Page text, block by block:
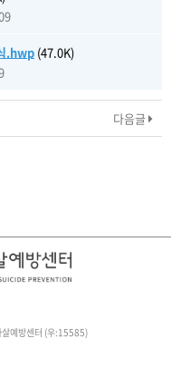
.hwp (47.0K)
다음글
살예방센터 (우:15585)